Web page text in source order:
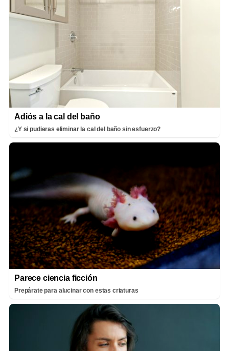
Adiós a la cal del baño
¿Y si pudieras eliminar la cal del baño sin esfuerzo?
Parece ciencia ficción
Prepárate para alucinar con estas criaturas